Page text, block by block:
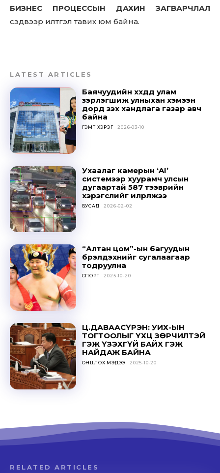
out!
Sing up for our newsletter
to stay in the loop.
БИЗНЕС ПРОЦЕССЫН ДАХИН ЗАГВАРЧЛАЛ
сэдвээр илтгэл тавих юм байна.
LATEST ARTICLES
Баячуудийн хүүхдүүд улам
зэрлэгшиж улныхан хэмээн
дорд үзэх хандлага газар авч
байна
ГЭМТ ХЭРЭГ 2026-03-10
Ухаалаг камерын ‘AI’
системээр хуурамч улсын
дугаартай 587 тээврийн
хэрэгслийг илрүүлжээ
БУСАД 2026-02-02
“Алтан цом”-ын багуудын
бүрэлдэхүүнийг сугалаагаар
тодруулна
СПОРТ 2025-10-20
Ц.ДАВААСҮРЭН: УИХ-ЫН
ТОГТООЛЫГ ҮХЦ ЗӨРЧИЛТЭЙ
ГЭЖ ҮЗЭХГҮЙ БАЙХ ГЭЖ
НАЙДАЖ БАЙНА
ОНЦЛОХ МЭДЭЭ 2025-10-20
RELATED ARTICLES